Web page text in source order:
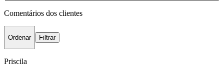
Comentários dos clientes
Ordenar Filtrar
Priscila